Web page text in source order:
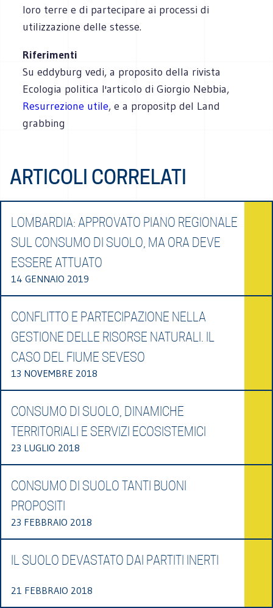
loro terre e di partecipare ai processi di
utilizzazione delle stesse.
Riferimenti
Su eddyburg vedi, a proposito della rivista
Ecologia politica l'articolo di Giorgio Nebbia,
Resurrezione utile, e a propositp del Land
grabbing
ARTICOLI CORRELATI
LOMBARDIA: APPROVATO PIANO REGIONALE
SUL CONSUMO DI SUOLO, MA ORA DEVE
ESSERE ATTUATO
14 GENNAIO 2019
CONFLITTO E PARTECIPAZIONE NELLA
GESTIONE DELLE RISORSE NATURALI. IL
CASO DEL FIUME SEVESO
13 NOVEMBRE 2018
CONSUMO DI SUOLO, DINAMICHE
TERRITORIALI E SERVIZI ECOSISTEMICI
23 LUGLIO 2018
CONSUMO DI SUOLO TANTI BUONI
PROPOSITI
23 FEBBRAIO 2018
IL SUOLO DEVASTATO DAI PARTITI INERTI
21 FEBBRAIO 2018